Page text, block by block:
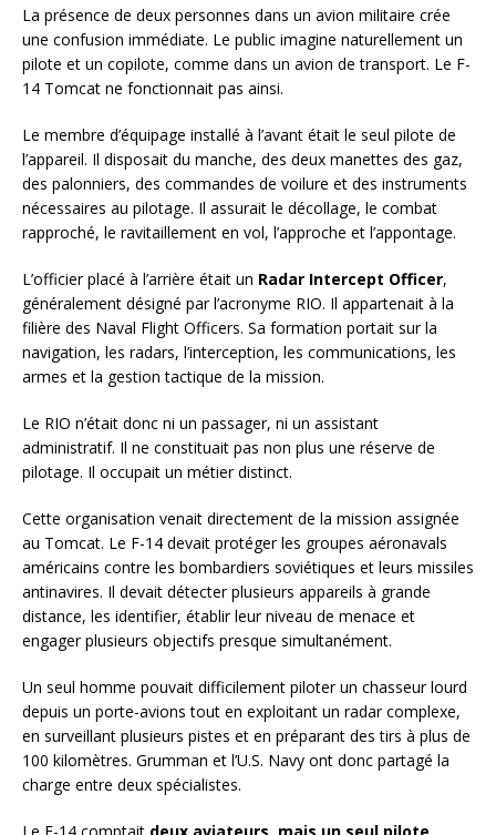
La présence de deux personnes dans un avion militaire crée
une confusion immédiate. Le public imagine naturellement un
pilote et un copilote, comme dans un avion de transport. Le F-
14 Tomcat ne fonctionnait pas ainsi.
Le membre d’équipage installé à l’avant était le seul pilote de
l’appareil. Il disposait du manche, des deux manettes des gaz,
des palonniers, des commandes de voilure et des instruments
nécessaires au pilotage. Il assurait le décollage, le combat
rapproché, le ravitaillement en vol, l’approche et l’appontage.
L’officier placé à l’arrière était un Radar Intercept Officer,
généralement désigné par l’acronyme RIO. Il appartenait à la
filière des Naval Flight Officers. Sa formation portait sur la
navigation, les radars, l’interception, les communications, les
armes et la gestion tactique de la mission.
Le RIO n’était donc ni un passager, ni un assistant
administratif. Il ne constituait pas non plus une réserve de
pilotage. Il occupait un métier distinct.
Cette organisation venait directement de la mission assignée
au Tomcat. Le F-14 devait protéger les groupes aéronavals
américains contre les bombardiers soviétiques et leurs missiles
antinavires. Il devait détecter plusieurs appareils à grande
distance, les identifier, établir leur niveau de menace et
engager plusieurs objectifs presque simultanément.
Un seul homme pouvait difficilement piloter un chasseur lourd
depuis un porte-avions tout en exploitant un radar complexe,
en surveillant plusieurs pistes et en préparant des tirs à plus de
100 kilomètres. Grumman et l’U.S. Navy ont donc partagé la
charge entre deux spécialistes.